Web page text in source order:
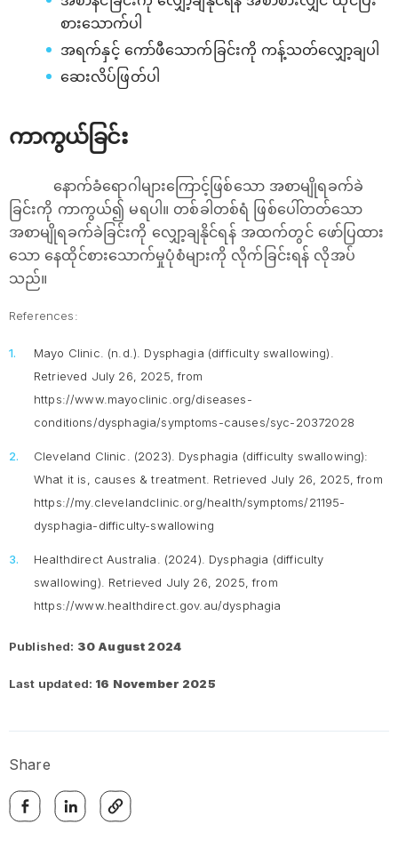
စားသောက်ပါ
အရက်နှင့် ကော်ဖီသောက်ခြင်းကို ကန့်သတ်လျှော့ချပါ
ဆေးလိပ်ဖြတ်ပါ
ကာကွယ်ခြင်း
နောက်ခံရောဂါများကြောင့်ဖြစ်သော အစာမျိုရခက်ခဲ
ခြင်းကို ကာကွယ်၍ မရပါ။ တစ်ခါတစ်ရံ ဖြစ်ပေါ်တတ်သော
အစာမျိုရခက်ခဲခြင်းကို လျှော့ချနိုင်ရန် အထက်တွင် ဖော်ပြထား
သော နေထိုင်စားသောက်မှုပုံစံများကို လိုက်ခြင်းရန် လိုအပ်
သည်။
References:
Mayo Clinic. (n.d.). Dysphagia (difficulty swallowing).
Retrieved July 26, 2025, from
https://www.mayoclinic.org/diseases-
conditions/dysphagia/symptoms-causes/syc-20372028
Cleveland Clinic. (2023). Dysphagia (difficulty swallowing):
What it is, causes & treatment. Retrieved July 26, 2025, from
https://my.clevelandclinic.org/health/symptoms/21195-
dysphagia-difficulty-swallowing
Healthdirect Australia. (2024). Dysphagia (difficulty
swallowing). Retrieved July 26, 2025, from
https://www.healthdirect.gov.au/dysphagia
Published: 30 August 2024
Last updated: 16 November 2025
Share